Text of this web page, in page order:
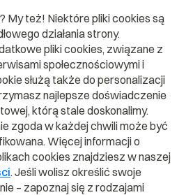
.net.in
www z domeną indyjską
.net.in
Szukaj
My też! Niektóre pliki cookies są
działania strony.
pliki cookies, związane z
społecznościowymi i
służą także do personalizacji
najlepsze doświadczenie
którą stale doskonalimy.
zgoda w każdej chwili może być
Więcej informacji o
cookies znajdziesz w naszej
. Jeśli wolisz określić swoje
– zapoznaj się z rodzajami